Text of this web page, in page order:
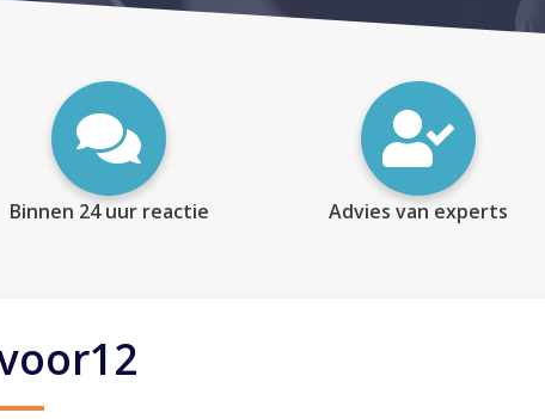
Binnen 24 uur reactie Advies van experts